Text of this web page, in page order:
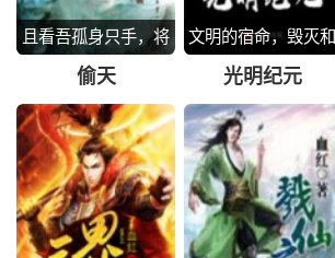
且看吾孤身只手，将
这天地一手偷之
偷天
文明的宿命，毁灭和
复苏，无止尽的轮回
光明纪元